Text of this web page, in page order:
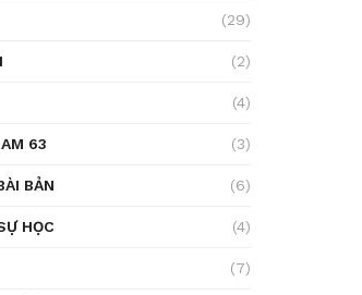
(29)
(2)
(4)
63 (3)
BẢN (6)
HỌC (4)
(7)